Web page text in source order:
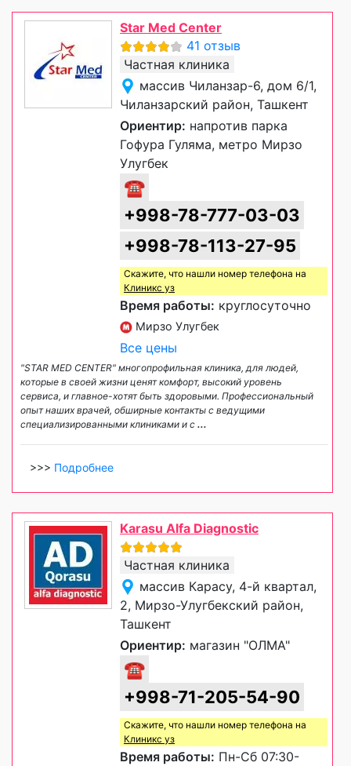
Star Med Center
41 отзыв
Частная клиника
массив Чиланзар-6, дом 6/1,
Чиланзарский район, Ташкент
Ориентир: напротив парка
Гофура Гуляма, метро Мирзо
Улугбек
☎
+998-78-777-03-03
+998-78-113-27-95
Скажите, что нашли номер телефона на
Клиникс уз
Время работы: круглосуточно
Мирзо Улугбек
Все цены
"STAR MED CENTER" многопрофильная клиника, для людей,
которые в своей жизни ценят комфорт, высокий уровень
сервиса, и главное-хотят быть здоровыми. Профессиональный
опыт наших врачей, обширные контакты с ведущими
специализированными клиниками и с ...
>>> Подробнее
Karasu Alfa Diagnostic
Частная клиника
массив Карасу, 4-й квартал,
2, Мирзо-Улугбекский район,
Ташкент
Ориентир: магазин "ОЛМА"
☎
+998-71-205-54-90
Скажите, что нашли номер телефона на
Клиникс уз
Время работы: Пн-Сб 07:30-